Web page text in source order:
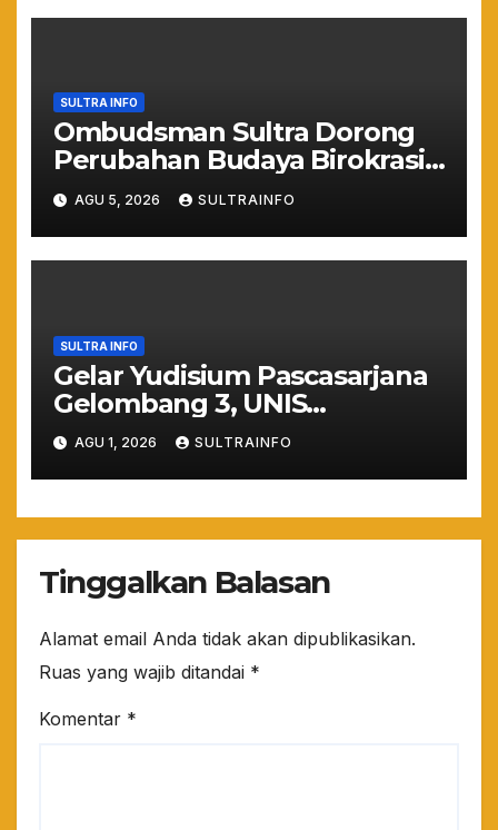
SULTRA INFO
Ombudsman Sultra Dorong
Perubahan Budaya Birokrasi
Lewat Penilaian
Maladministrasi 2026
AGU 5, 2026 SULTRAINFO
SULTRA INFO
Gelar Yudisium Pascasarjana
Gelombang 3, UNIS
Tangerang Cetak 243
Magister Berdaya Saing
Global dari Pelosok Negeri
hingga Mancanegara
AGU 1, 2026 SULTRAINFO
Tinggalkan Balasan
Alamat email Anda tidak akan dipublikasikan.
Ruas yang wajib ditandai *
Komentar *